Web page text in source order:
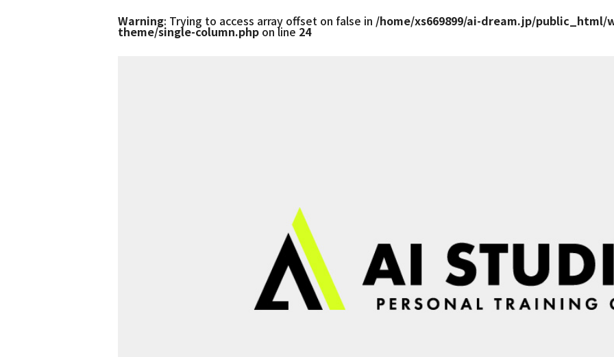
Warning: Trying to access array offset on false in /home/xs669899/ai-dream.jp/
theme/single-column.php on line 24